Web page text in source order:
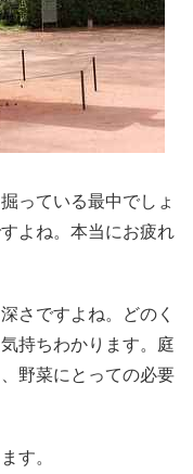
っている最中でしょ
よね。本当にお疲れ
さですよね。どのく
持ちわかります。庭
野菜にとっての必要
す。